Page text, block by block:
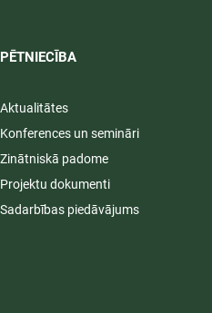
PĒTNIECĪBA
Aktualitātes
Konferences un semināri
Zinātniskā padome
Projektu dokumenti
Sadarbības piedāvājums